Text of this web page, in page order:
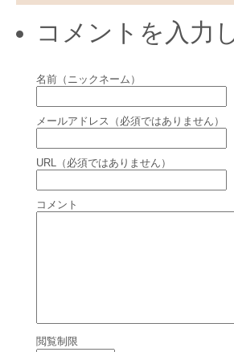
コメントを入力
名前（ニックネーム）
メールアドレス（必須ではありません）
URL（必須ではありません）
コメント
閲覧制限